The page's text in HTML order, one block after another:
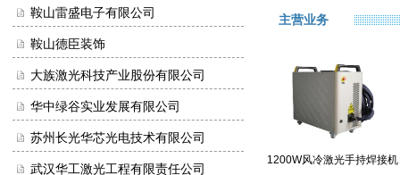
鞍山雷盛电子有限公司
鞍山德臣装饰
大族激光科技产业股份有限公司
华中绿谷实业发展有限公司
苏州长光华芯光电技术有限公司
武汉华工激光工程有限责任公司
主营业务
1200W风冷激光手持焊接机